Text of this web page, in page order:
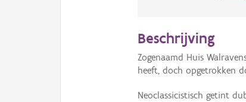
Beschrijving
Zogenaamd Huis
heeft, doch opgetrokken
Neoclassicistisch getint